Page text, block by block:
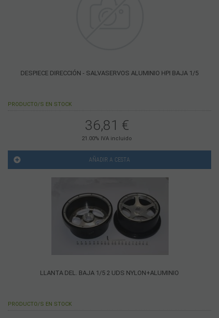
DESPIECE DIRECCIÓN - SALVASERVOS ALUMINIO HPI BAJA 1/5
PRODUCTO/S EN STOCK
36,81 €
21.00% IVA incluido
AÑADIR A CESTA
LLANTA DEL. BAJA 1/5 2 UDS NYLON+ALUMINIO
PRODUCTO/S EN STOCK